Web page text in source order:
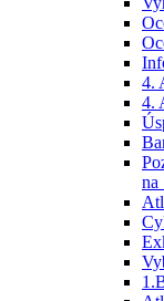
4.
4.
na